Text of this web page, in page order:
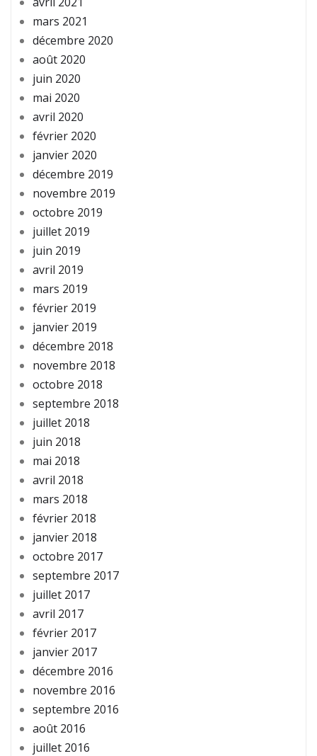
mars 2021
décembre 2020
août 2020
juin 2020
mai 2020
avril 2020
février 2020
janvier 2020
décembre 2019
novembre 2019
octobre 2019
juillet 2019
juin 2019
avril 2019
mars 2019
février 2019
janvier 2019
décembre 2018
novembre 2018
octobre 2018
septembre 2018
juillet 2018
juin 2018
mai 2018
avril 2018
mars 2018
février 2018
janvier 2018
octobre 2017
septembre 2017
juillet 2017
avril 2017
février 2017
janvier 2017
décembre 2016
novembre 2016
septembre 2016
août 2016
juillet 2016